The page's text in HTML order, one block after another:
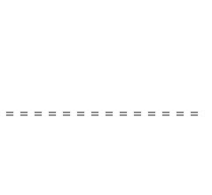
＝＝＝＝＝＝＝＝＝＝＝＝＝